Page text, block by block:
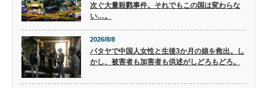
次ぐ大量殺戮事件。それでもこの国は変わらな
い…。
2026/8/8
パタヤで中国人女性と生後3か月の娘を救出。し
かし、被害者も加害者も供述がしどろもどろ。